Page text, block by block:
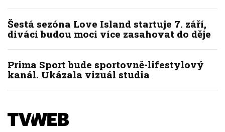
Šestá sezóna Love Island startuje 7. září,
diváci budou moci více zasahovat do děje
Prima Sport bude sportovně-lifestylový
kanál. Ukázala vizuál studia